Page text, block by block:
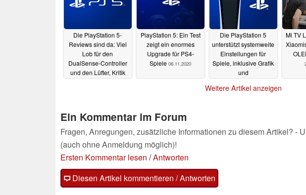
Die PlayStation 5-
Reviews sind da: Viel
Lob für den
DualSense-Controller
und den Lüfter, Kritik
PlayStation 5: Ein Test
zeigt ein enormes
Upgrade für PS4-
Spiele 06.11.2020
Die PlayStation 5
unterstützt systemweite
Einstellungen für
Spiele, inklusive Grafik
und
06.11.2020
Mi TV
Weitere Artikel anzeigen
Ein Kommentar im Forum
Fragen, Anregungen, zusätzliche Informationen zu diesem Artikel? -
(auch ohne Anmeldung möglich)!
Ersten Kommentar lesen /Antworten
Diesen Artikel kommentieren / Antworten